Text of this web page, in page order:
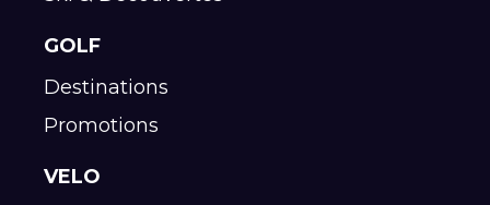
GOLF
Destinations
Promotions
VELO